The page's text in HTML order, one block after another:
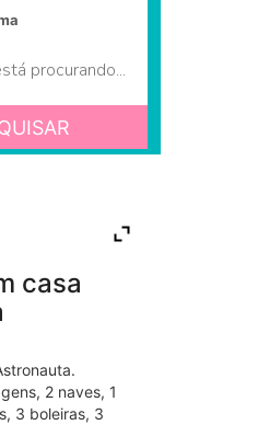
casa
2 naves, 1
3 boleiras, 3